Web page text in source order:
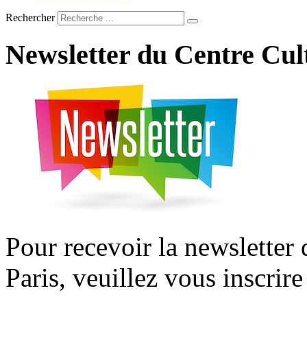
Rechercher
Newsletter du Centre
Pour recevoir la
Paris, veuillez vous